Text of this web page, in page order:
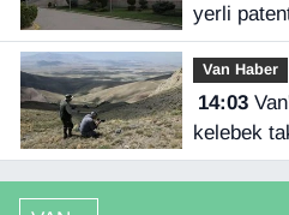
yerli
Van Haber
14:03Van'da 2 bin kilometrelik
kelebek